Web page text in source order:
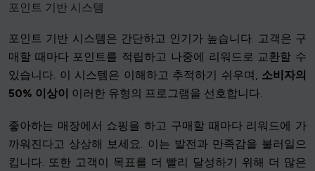
포인트 기반 시스템
포인트 기반 시스템은 간단하고 인기가 높습니다. 고객은 구
매할 때마다 포인트를 적립하고 나중에 리워드로 교환할 수
있습니다. 이 시스템은 이해하고 추적하기 쉬우며, 소비자의
50% 이상이 이러한 유형의 프로그램을 선호합니다.
좋아하는 매장에서 쇼핑을 하고 구매할 때마다 리워드에 가
까워진다고 상상해 보세요. 이는 발전과 만족감을 불러일으
킵니다. 또한 고객이 목표를 더 빨리 달성하기 위해 더 많은